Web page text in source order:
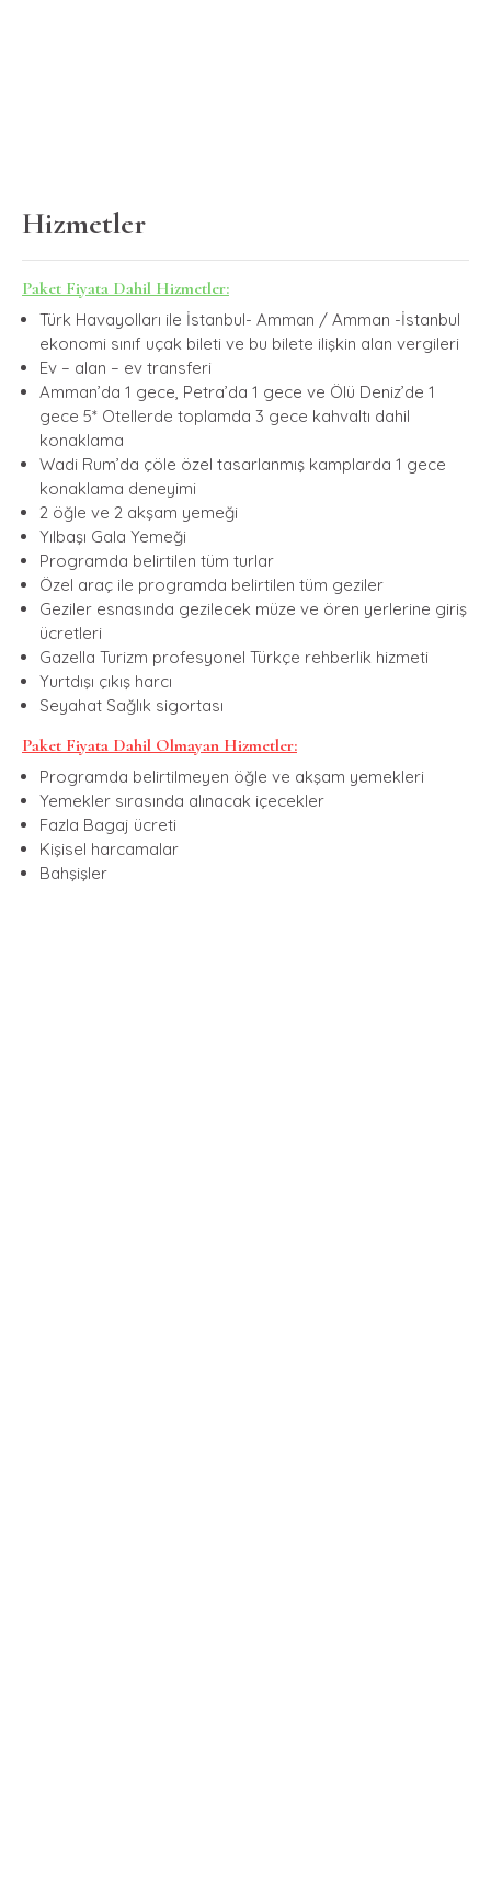
Hizmetler
Paket Fiyata Dahil Hizmetler:
Türk Havayolları ile İstanbul- Amman / Amman -İstanbul
ekonomi sınıf uçak bileti ve bu bilete ilişkin alan vergileri
Ev – alan – ev transferi
Amman’da 1 gece, Petra’da 1 gece ve Ölü Deniz’de 1
gece 5* Otellerde toplamda 3 gece kahvaltı dahil
konaklama
Wadi Rum’da çöle özel tasarlanmış kamplarda 1 gece
konaklama deneyimi
2 öğle ve 2 akşam yemeği
Yılbaşı Gala Yemeği
Programda belirtilen tüm turlar
Özel araç ile programda belirtilen tüm geziler
Geziler esnasında gezilecek müze ve ören yerlerine giriş
ücretleri
Gazella Turizm profesyonel Türkçe rehberlik hizmeti
Yurtdışı çıkış harcı
Seyahat Sağlık sigortası
Paket Fiyata Dahil Olmayan Hizmetler:
Programda belirtilmeyen öğle ve akşam yemekleri
Yemekler sırasında alınacak içecekler
Fazla Bagaj ücreti
Kişisel harcamalar
Bahşişler